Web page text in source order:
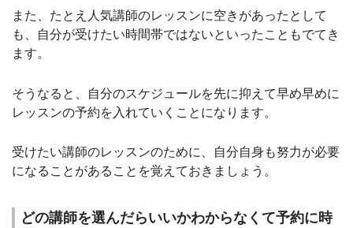
また、たとえ人気講師のレッスンに空きがあったとして
も、自分が受けたい時間帯ではないといったこともでてき
ます。
そうなると、自分のスケジュールを先に抑えて早め早めに
レッスンの予約を入れていくことになります。
受けたい講師のレッスンのために、自分自身も努力が必要
になることがあることを覚えておきましょう。
どの講師を選んだらいいかわからなくて予約に時